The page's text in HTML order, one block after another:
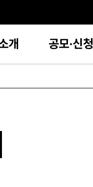
개 공모·신청